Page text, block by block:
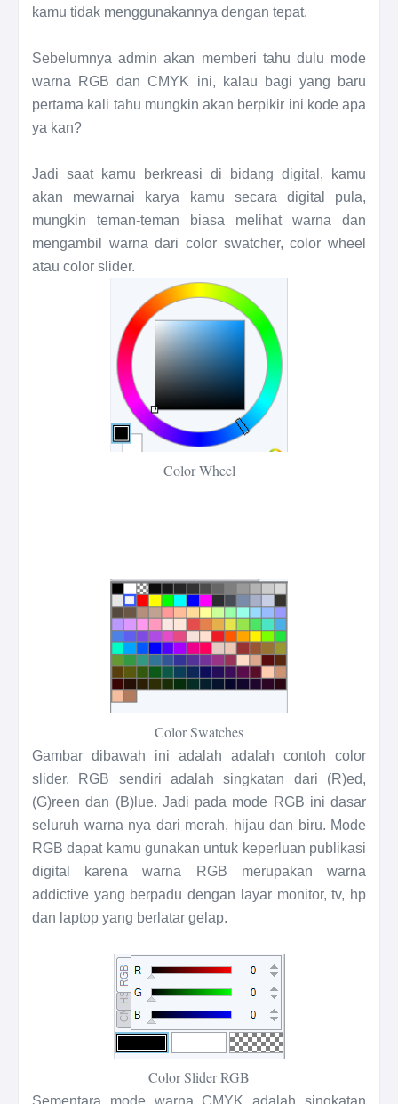
kamu tidak menggunakannya dengan tepat.
Sebelumnya admin akan memberi tahu dulu mode
warna RGB dan CMYK ini, kalau bagi yang baru
pertama kali tahu mungkin akan berpikir ini kode apa
ya kan?
Jadi saat kamu berkreasi di bidang digital, kamu
akan mewarnai karya kamu secara digital pula,
mungkin teman-teman biasa melihat warna dan
mengambil warna dari color swatcher, color wheel
atau color slider.
Color Wheel
Color Swatches
Gambar dibawah ini adalah adalah contoh color
slider. RGB sendiri adalah singkatan dari (R)ed,
(G)reen dan (B)lue. Jadi pada mode RGB ini dasar
seluruh warna nya dari merah, hijau dan biru. Mode
RGB dapat kamu gunakan untuk keperluan publikasi
digital karena warna RGB merupakan warna
addictive yang berpadu dengan layar monitor, tv, hp
dan laptop yang berlatar gelap.
Color Slider RGB
Sementara mode warna CMYK adalah singkatan